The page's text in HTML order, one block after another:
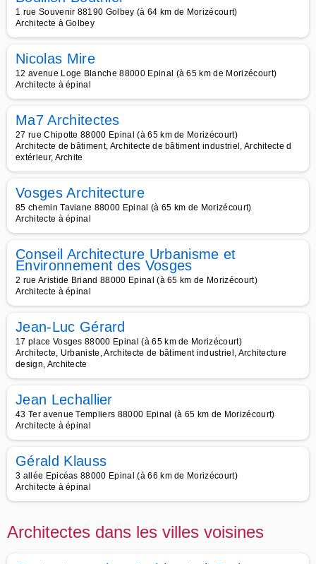
1 rue Souvenir 88190 Golbey (à 64 km de Morizécourt)
Architecte à Golbey
Nicolas Mire
12 avenue Loge Blanche 88000 Epinal (à 65 km de Morizécourt)
Architecte à épinal
Ma7 Architectes
27 rue Chipotte 88000 Epinal (à 65 km de Morizécourt)
Architecte de bâtiment, Architecte de bâtiment industriel, Architecte d
extérieur, Archite
Vosges Architecture
85 chemin Taviane 88000 Epinal (à 65 km de Morizécourt)
Architecte à épinal
Conseil Architecture Urbanisme et
Environnement des Vosges
2 rue Aristide Briand 88000 Epinal (à 65 km de Morizécourt)
Architecte à épinal
Jean-Luc Gérard
17 place Vosges 88000 Epinal (à 65 km de Morizécourt)
Architecte, Urbaniste, Architecte de bâtiment industriel, Architecture
design, Architecte
Jean Lechallier
43 Ter avenue Templiers 88000 Epinal (à 65 km de Morizécourt)
Architecte à épinal
Gérald Klauss
3 allée Epicéas 88000 Epinal (à 66 km de Morizécourt)
Architecte à épinal
Architectes dans les villes voisines